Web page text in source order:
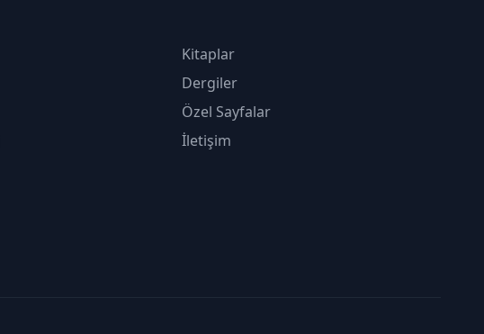
Kitaplar
Dergiler
Özel Sayfalar
İletişim